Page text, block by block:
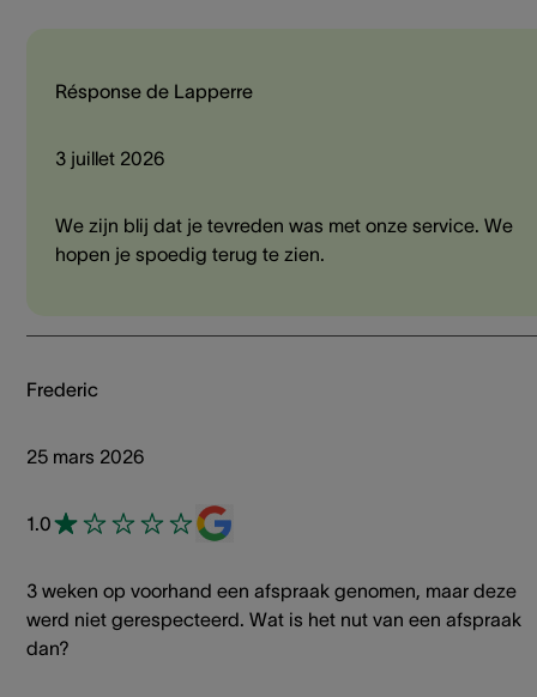
Résponse de Lapperre
3 juillet 2026
We zijn blij dat je tevreden was met onze service. We
hopen je spoedig terug te zien.
Frederic
25 mars 2026
1.0
3 weken op voorhand een afspraak genomen, maar deze
werd niet gerespecteerd. Wat is het nut van een afspraak
dan?